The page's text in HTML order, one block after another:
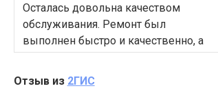
Осталась довольна качеством
обслуживания. Ремонт был
выполнен быстро и качественно, а
персонал был очень вежлив и
отзывчив. Спасибо за вашу помощь и
внимание к клиентам!
Отзыв из 2ГИС